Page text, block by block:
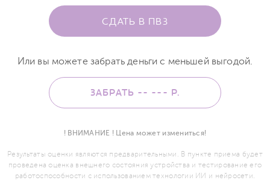
СДАТЬ В ПВЗ
Или вы можете забрать деньги с меньшей выгодой.
ЗАБРАТЬ -- --- Р.
! ВНИМАНИЕ ! Цена может измениться!
Результаты оценки являются предварительными. В пункте приема будет
проведена оценка внешнего состояния устройства и тестирование его
работоспособности с использованием технологии ИИ и нейросети.